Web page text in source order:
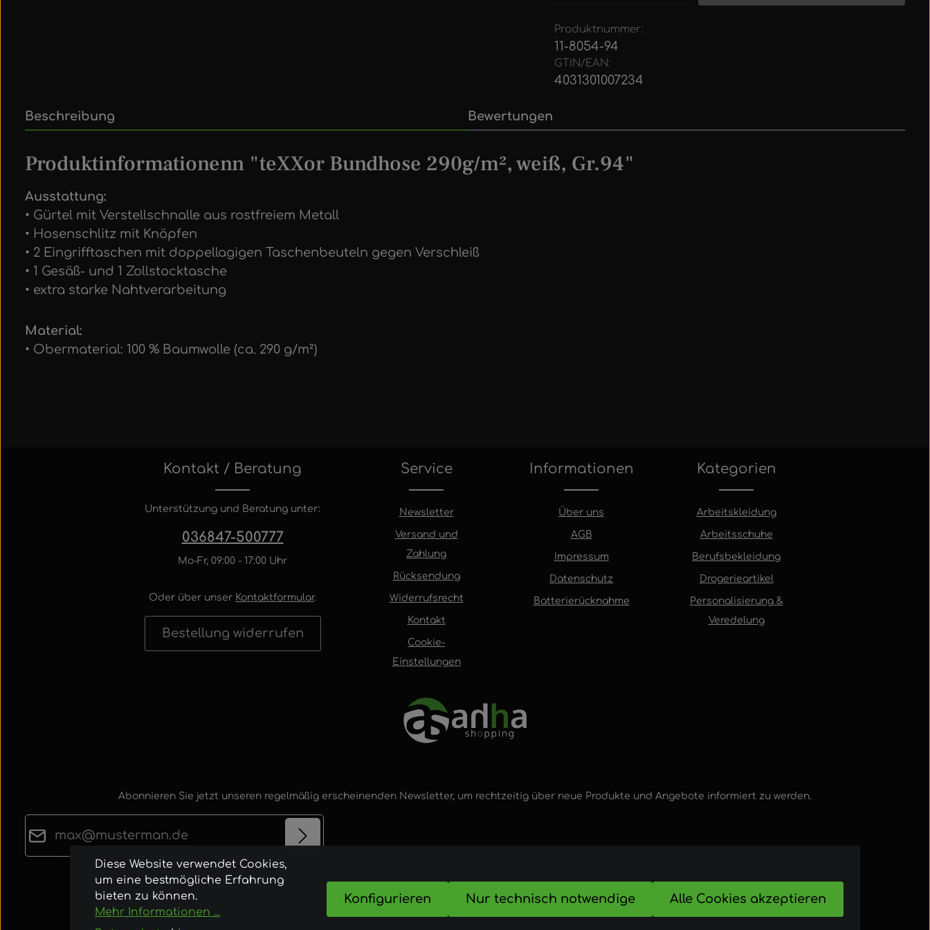
Produktnummer:
11-8054-94
GTIN/EAN:
4031301007234
Beschreibung Bewertungen
Produktinformationenn "teXXor Bundhose 290g/m², weiß, Gr.94"
Ausstattung:
• Gürtel mit Verstellschnalle aus rostfreiem Metall
• Hosenschlitz mit Knöpfen
• 2 Eingrifftaschen mit doppellagigen Taschenbeuteln gegen Verschleiß
• 1 Gesäß- und 1 Zollstocktasche
• extra starke Nahtverarbeitung
Material:
• Obermaterial: 100 % Baumwolle (ca. 290 g/m²)
Kontakt / Beratung
Unterstützung und Beratung unter:
036847-500777
Mo-Fr, 09:00 - 17:00 Uhr
Oder über unser Kontaktformular.
Bestellung widerrufen
Service
Newsletter
Versand und
Zahlung
Rücksendung
Widerrufsrecht
Kontakt
Cookie-
Einstellungen
Informationen
Über uns
AGB
Impressum
Datenschutz
Batterierücknahme
Kategorien
Arbeitskleidung
Arbeitsschuhe
Berufsbekleidung
Drogerieartikel
Personalisierung &
Veredelung
Abonnieren Sie jetzt unseren regelmäßig erscheinenden Newsletter, um rechtzeitig über neue Produkte und Angebote informiert zu werden.
Datenschutz
Ich habe dieDatenschutzbestimmungen
Kenntnis genommen und dieAGB
Die mit einem Stern (*) markierten Felder sind
Pflichtfelder.
Diese Website verwendet Cookies,
um eine bestmögliche Erfahrung
bieten zu können.
Mehr Informationen ...
Nur technisch notwendige
Konfigurieren Alle Cookies akzeptieren